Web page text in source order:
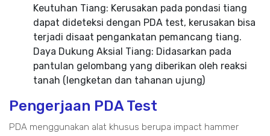
Keutuhan Tiang: Kerusakan pada pondasi tiang
dapat dideteksi dengan PDA test, kerusakan bisa
terjadi disaat pengankatan pemancang tiang.
Daya Dukung Aksial Tiang: Didasarkan pada
pantulan gelombang yang diberikan oleh reaksi
tanah (lengketan dan tahanan ujung)
Pengerjaan PDA Test
PDA menggunakan alat khusus berupa impact hammer